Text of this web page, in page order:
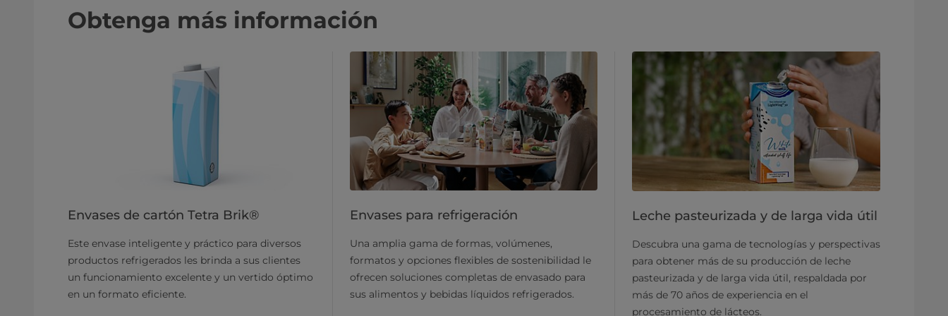
Obtenga más información
Envases de cartón Tetra Brik®
Este envase inteligente y práctico para diversos
productos refrigerados les brinda a sus clientes
un funcionamiento excelente y un vertido óptimo
en un formato eficiente.
Envases para refrigeración
Una amplia gama de formas, volúmenes,
formatos y opciones flexibles de sostenibilidad le
ofrecen soluciones completas de envasado para
sus alimentos y bebidas líquidos refrigerados.
Leche pasteurizada y de larga vida útil
Descubra una gama de tecnologías y perspectivas
para obtener más de su producción de leche
pasteurizada y de larga vida útil, respaldada por
más de 70 años de experiencia en el
procesamiento de lácteos.